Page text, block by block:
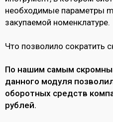
необходимые параметры
закупаемой номенклатуре.
Что позволило сократить
По нашим самым
данного модуля
оборотных средств
рублей.